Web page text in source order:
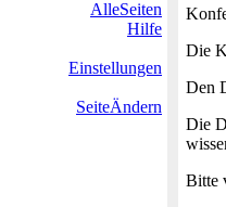
AlleSeiten
Hilfe
Einstellungen
SeiteÄndern
Die
Den
Die
Bitte